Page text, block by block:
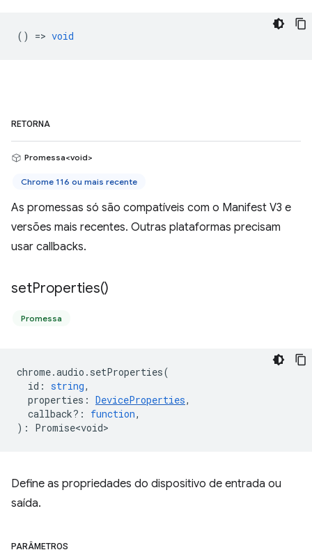
() => void
RETORNA
Promessa<void>
Chrome 116 ou mais recente
As promessas só são compatíveis com o Manifest V3 e
versões mais recentes. Outras plataformas precisam
usar callbacks.
setProperties()
Promessa
chrome.audio . setProperties(
id : string,
properties : DeviceProperties,
callback? : function,
) : Promise<void>
Define as propriedades do dispositivo de entrada ou
saída.
PARÂMETROS